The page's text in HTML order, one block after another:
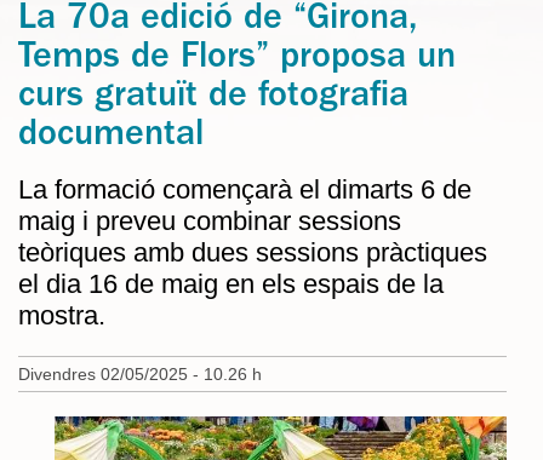
La 70a edició de “Girona,
Temps de Flors” proposa un
curs gratuït de fotografia
documental
La formació començarà el dimarts 6 de
maig i preveu combinar sessions
teòriques amb dues sessions pràctiques
el dia 16 de maig en els espais de la
mostra.
Divendres 02/05/2025 - 10.26 h